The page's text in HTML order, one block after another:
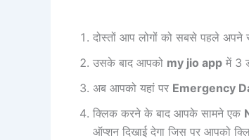
दोस्तों आप लोगों को सबसे पहले अपने
उसके बाद आपको my jio app में 3
अब आपको यहां पर Emergency
क्लिक करने के बाद आपके सामने एक
ऑप्शन दिखाई देगा जिस पर आपको